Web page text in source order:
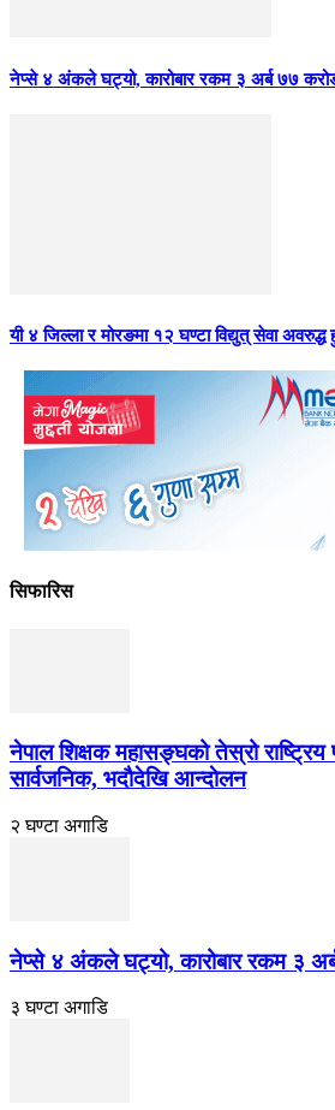
नेप्से ४ अंकले घट्यो, कारोबार रकम ३ अर्ब ७७
यी ४ जिल्ला र मोरङमा १२ घण्टा विद्युत् सेवा अवरुद्ध
सिफारिस
नेपाल शिक्षक महासङ्घको तेस्रो राष्ट्रिय
सार्वजनिक, भदाैदेखि आन्दाेलन
२ घण्टा अगाडि
नेप्से ४ अंकले घट्यो, कारोबार रकम ३
३ घण्टा अगाडि